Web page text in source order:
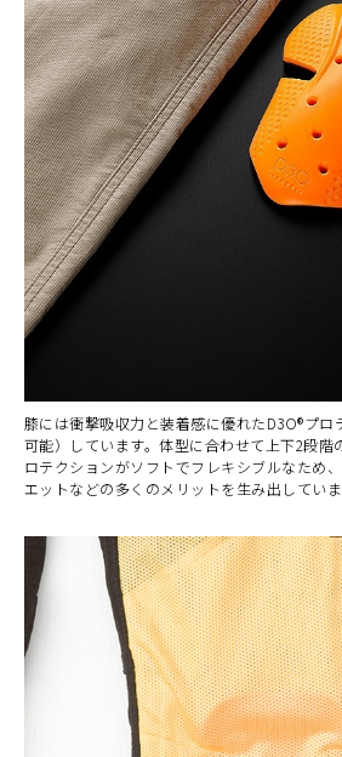
膝には衝撃吸収力と装着感に優れたD3O®プロ
可能）しています。体型に合わせて上下2段階
ロテクションがソフトでフレキシブルなため
エットなどの多くのメリットを生み出していま